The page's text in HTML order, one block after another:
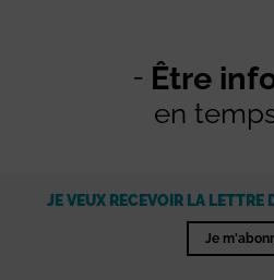
Être
en
JE VEUX RECEVOIR LA
Je